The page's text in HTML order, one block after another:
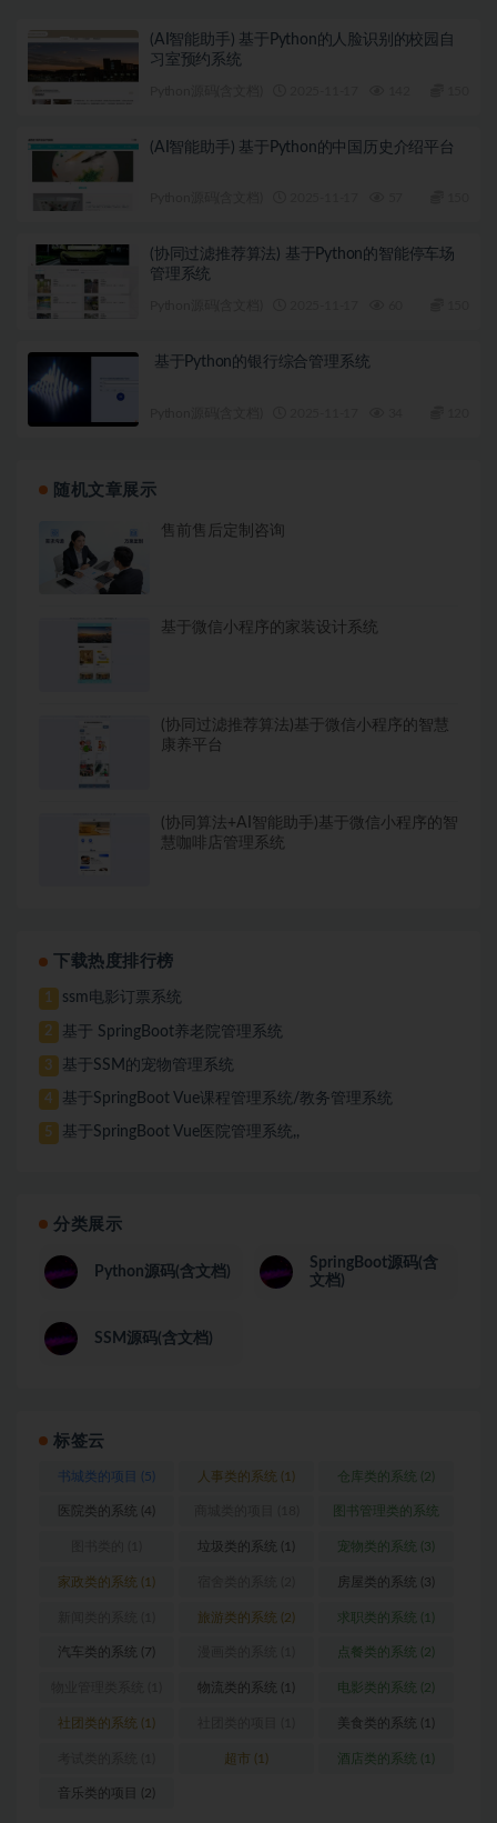
(AI智能助手) 基于Python的人脸识别的校园自
习室预约系统
(AI智能助手) 基于Python的中国历史介绍平台
(协同过滤推荐算法) 基于Python的智能停车场
管理系统
基于Python的银行综合管理系统
随机文章展示
售前售后定制咨询
基于微信小程序的家装设计系统
(协同过滤推荐算法)基于微信小程序的智慧
康养平台
(协同算法+AI智能助手)基于微信小程序的智
慧咖啡店管理系统
下载热度排行榜
1 ssm电影订票系统
2 基于 SpringBoot养老院管理系统
3 基于SSM的宠物管理系统
4 基于SpringBoot Vue课程管理系统/教务管理系统
5 基于SpringBoot Vue医院管理系统,,
分类展示
Python源码(含文档)
SpringBoot源码(含
文档)
SSM源码(含文档)
标签云
书城类的项目 (5) 人事类的系统 (1) 仓库类的系统 (2)
医院类的系统 (4) 图书管理类的系统
(1)
垃圾类的系统 (1) 宠物类的系统 (3)
家政类的系统 (1) 房屋类的系统 (3)
旅游类的系统 (2) 求职类的系统 (1)
汽车类的系统 (7) 点餐类的系统 (2)
物流类的系统 (1) 电影类的系统 (2)
社团类的系统 (1) 美食类的系统 (1)
超市 (1) 酒店类的系统 (1)
音乐类的项目 (2)